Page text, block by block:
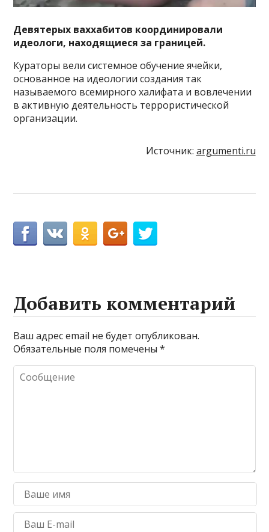
Девятерых ваххабитов координировали
идеологи, находящиеся за границей.
Кураторы вели системное обучение ячейки,
основанное на идеологии создания так
называемого всемирного халифата и вовлечении
в активную деятельность террористической
организации.
Источник: argumenti.ru
Добавить комментарий
Ваш адрес email не будет опубликован.
Обязательные поля помечены*